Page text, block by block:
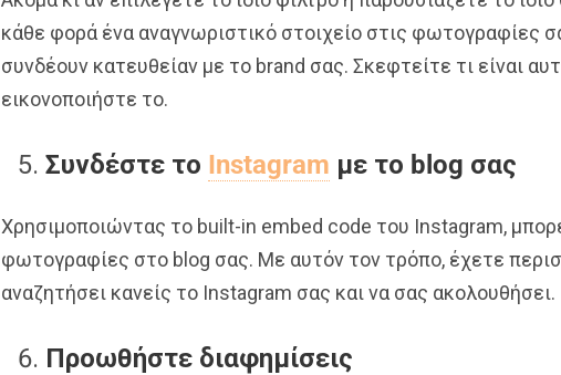
κάθε φορά ένα αναγνωριστικό στοιχείο στις φωτογραφίες
συνδέουν κατευθείαν με το brand σας. Σκεφτείτε τι είναι
εικονοποιήστε το.
Συνδέστε το Instagram με το blog σας
Χρησιμοποιώντας το built-in embed code του Instagram,
φωτογραφίες στο blog σας. Με αυτόν τον τρόπο, έχετε
αναζητήσει κανείς το Instagram σας και να σας ακολουθήσει.
Προωθήστε διαφημίσεις